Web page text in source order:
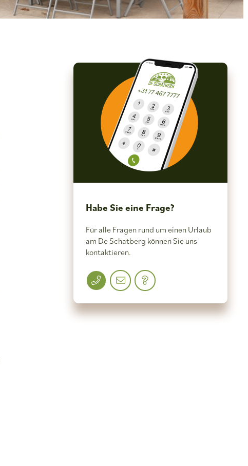
Habe Sie eine Frage?
Für alle Fragen rund um einen Urlaub
am De Schatberg können Sie uns
kontaktieren.